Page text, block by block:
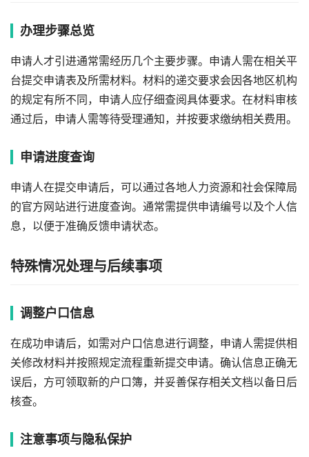
办理步骤总览
申请人才引进通常需经历几个主要步骤。申请人需在相关平
台提交申请表及所需材料。材料的递交要求会因各地区机构
的规定有所不同，申请人应仔细查阅具体要求。在材料审核
通过后，申请人需等待受理通知，并按要求缴纳相关费用。
申请进度查询
申请人在提交申请后，可以通过各地人力资源和社会保障局
的官方网站进行进度查询。通常需提供申请编号以及个人信
息，以便于准确反馈申请状态。
特殊情况处理与后续事项
调整户口信息
在成功申请后，如需对户口信息进行调整，申请人需提供相
关修改材料并按照规定流程重新提交申请。确认信息正确无
误后，方可领取新的户口簿，并妥善保存相关文档以备日后
核查。
注意事项与隐私保护